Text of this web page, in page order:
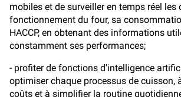
mobiles et de surveiller en temps réel les
fonctionnement du four, sa
HACCP, en obtenant des informations
constamment ses performances;
- profiter de fonctions d'intelligence
optimiser chaque processus de cuisson,
coûts et à simplifier la routine